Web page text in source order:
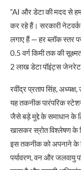
“AI और डेटा की मदद से
कर रहे हैं। सरकारी
लगाए हैं — हर ब्लॉक स्तर
0.5 वर्ग किमी तक की
2 लाख डेटा पॉइंट्स जेनरेट
रवींद्र प्रताप सिंह,
यह तकनीक पारंपरिक
जैसे बड़े मुद्दे के समाधान के
खासकर स्रोत विश्लेषण के
इस तकनीक को अपनाने के
पर्यावरण, वन और जलवायु